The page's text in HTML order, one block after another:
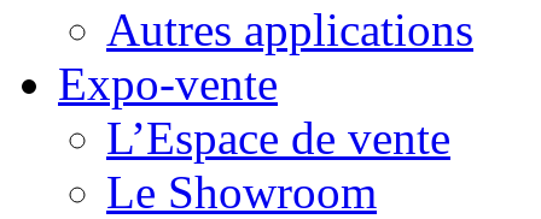
Autres applications
Expo-vente
L’Espace de vente
Le Showroom